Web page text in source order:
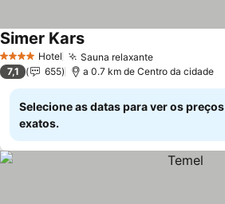
4 EstrelasHotel Sauna relaxante
Simer Kars
7,1 655 a 0.7 km de Centro da cidade
Selecione as datas para ver os preços
exatos.